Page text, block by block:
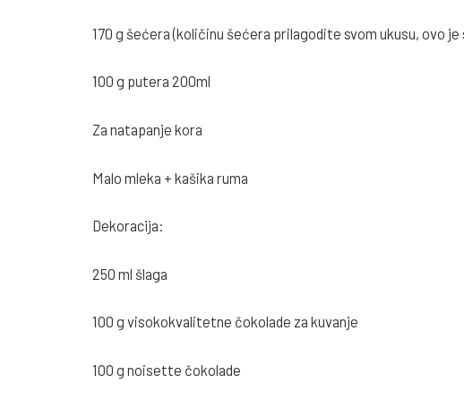
170 g šećera (količinu šećera prilagodite svom ukusu, ovo je
100 g putera 200ml
Za natapanje kora
Malo mleka + kašika ruma
Dekoracija:
250 ml šlaga
100 g visokokvalitetne čokolade za kuvanje
100 g noisette čokolade